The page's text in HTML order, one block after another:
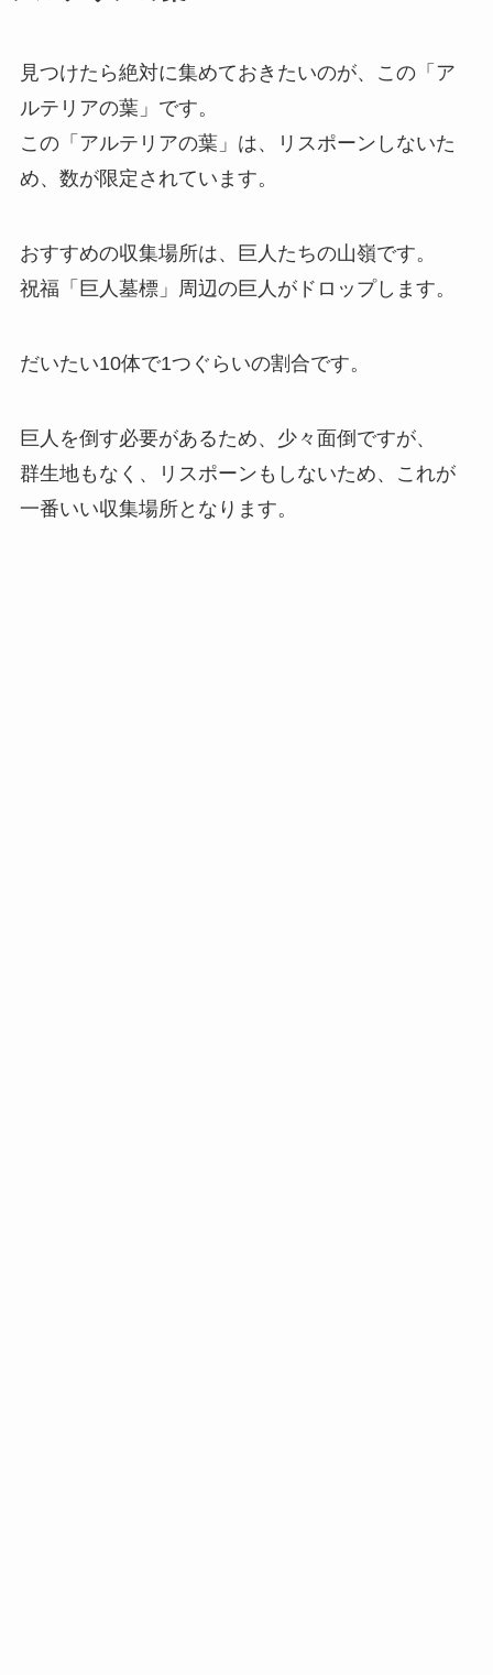
見つけたら絶対に集めておきたいのが、この「ア
ルテリアの葉」です。
この「アルテリアの葉」は、リスポーンしないた
め、数が限定されています。
おすすめの収集場所は、巨人たちの山嶺です。
祝福「巨人墓標」周辺の巨人がドロップします。
だいたい10体で1つぐらいの割合です。
巨人を倒す必要があるため、少々面倒ですが、
群生地もなく、リスポーンもしないため、これが
一番いい収集場所となります。